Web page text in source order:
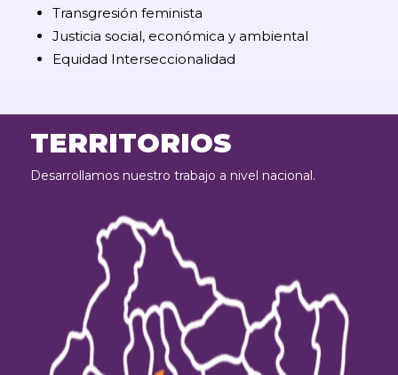
Transgresión feminista
Justicia social, económica y ambiental
Equidad Interseccionalidad
TERRITORIOS
Desarrollamos nuestro trabajo a nivel nacional.